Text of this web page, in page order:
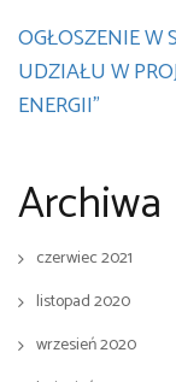
OGŁOSZENIE W
UDZIAŁU W
ENERGII”
Archiwa
czerwiec 2021
listopad 2020
wrzesień 2020